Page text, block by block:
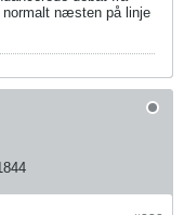
normalt næsten på linje